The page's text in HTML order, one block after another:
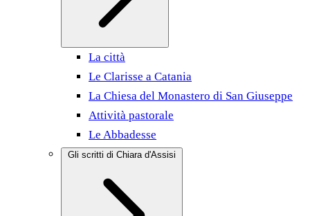
La città
Le Clarisse a Catania
La Chiesa del Monastero di San Giuseppe
Attività pastorale
Le Abbadesse